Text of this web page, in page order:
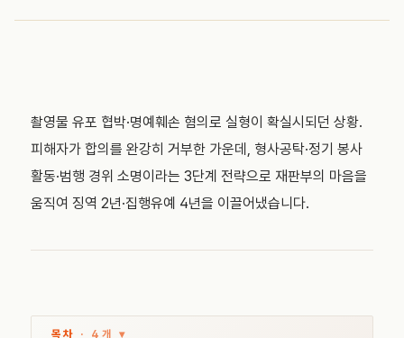
촬영물 유포 협박·명예훼손 혐의로 실형이 확실시되던 상황.
피해자가 합의를 완강히 거부한 가운데, 형사공탁·정기 봉사
활동·범행 경위 소명이라는 3단계 전략으로 재판부의 마음을
움직여 징역 2년·집행유예 4년을 이끌어냈습니다.
목차 · 4개 ▾